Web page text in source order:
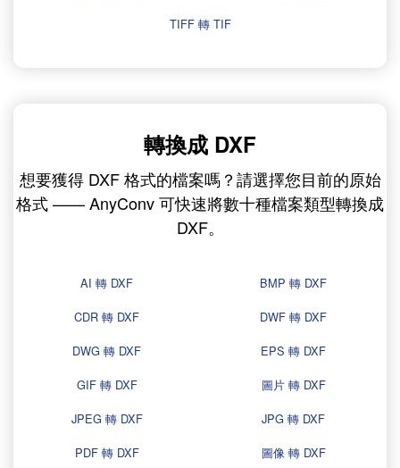
TIFF 轉 TIF
轉換成 DXF
想要獲得 DXF 格式的檔案嗎？請選擇您目前的原始
格式 —— AnyConv 可快速將數十種檔案類型轉換成
DXF。
AI 轉 DXF
BMP 轉 DXF
CDR 轉 DXF
DWF 轉 DXF
DWG 轉 DXF
EPS 轉 DXF
GIF 轉 DXF
圖片 轉 DXF
JPEG 轉 DXF
JPG 轉 DXF
PDF 轉 DXF
圖像 轉 DXF